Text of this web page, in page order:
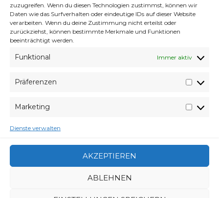
zuzugreifen. Wenn du diesen Technologien zustimmst, können wir
Daten wie das Surfverhalten oder eindeutige IDs auf dieser Website
verarbeiten. Wenn du deine Zustimmung nicht erteilst oder
zurückziehst, können bestimmte Merkmale und Funktionen
beeinträchtigt werden.
Funktional Immer aktiv
Präferenzen
Marketing
Dienste verwalten
AKZEPTIEREN
ABLEHNEN
Moment da war noch was.
Unser #PERSONALAUSWEIS
immer weiter.
VERFASSER
WYVERES
WELTVERACHTUNG